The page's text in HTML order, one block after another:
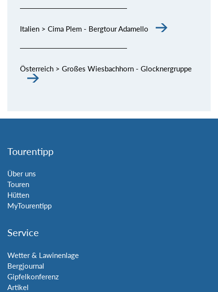
Italien > Cima Plem - Bergtour Adamello
Österreich > Großes Wiesbachhorn - Glocknergruppe
Tourentipp
Über uns
Touren
Hütten
MyTourentipp
Service
Wetter & Lawinenlage
Bergjournal
Gipfelkonferenz
Artikel